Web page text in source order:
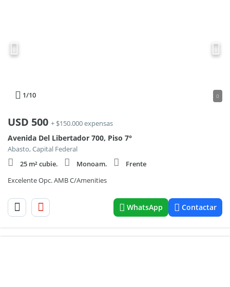
1/10 0
USD 500 + $150.000 expensas
Avenida Del Libertador 700, Piso 7°
Abasto, Capital Federal
25 m² cubie.
Monoam.
Frente
Excelente Opc. AMB C/Amenities
WhatsApp Contactar